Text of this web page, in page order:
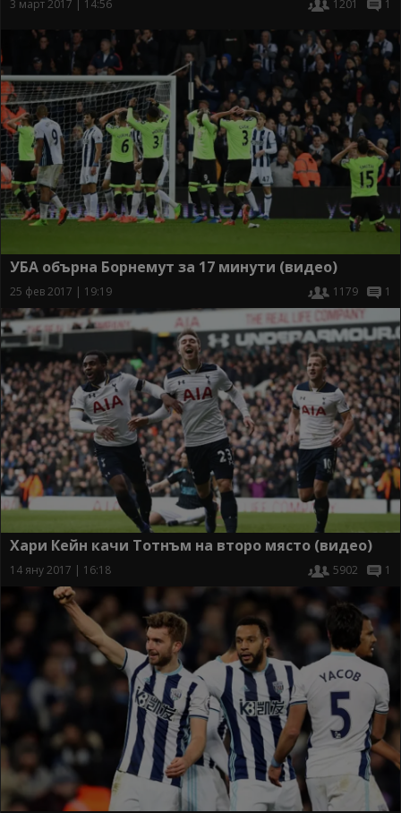
3 март 2017 | 14:56 1201 1
УБА обърна Борнемут за 17 минути (видео)
25 фев 2017 | 19:19 1179 1
Хари Кейн качи Тотнъм на второ място (видео)
14 яну 2017 | 16:18 5902 1